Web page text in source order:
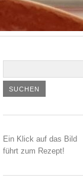
Ein Klick auf das Bild
führt zum Rezept!